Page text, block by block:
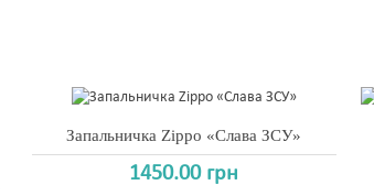
Запальничка Zippo «Слава ЗСУ»
1450.00 грн